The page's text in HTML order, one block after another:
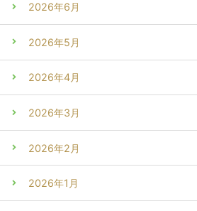
2026年6月
2026年5月
2026年4月
2026年3月
2026年2月
2026年1月